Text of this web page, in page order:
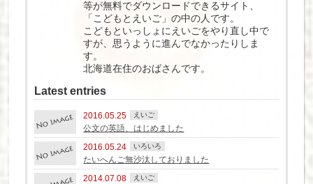
等が無料でダウンロードできるサイト、
「こどもとえいご」の中の人です。
こどもといっしょにえいごをやり直し中で
すが、思うように進んでなかったりしま
す。
北海道在住のおばさんです。
Latest entries
2016.05.25 えいご
公文の英語、はじめました
2016.05.24 いろいろ
たいへんご無沙汰しておりました
2014.07.08 えいご